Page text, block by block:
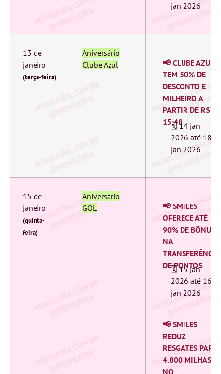
jan 2026
13 de
janeiro
(terça-feira)
Aniversário
Clube Azul
📢 CLUBE AZUL
TEM 50% DE
DESCONTO E
MILHEIRO A
PARTIR DE R$
15,48
🗓️ 14 jan
2026 ‎até 18
jan 2026
15 de
janeiro
(quinta-
feira)
Aniversário
GOL
📢 SMILES
OFERECE ATÉ
90% DE BÔNUS
NA
TRANSFERÊNCIA
DE PONTOS
🗓️ 15 jan
2026 ‎até 16
jan 2026
📢 SMILES
REDUZ
RESGATES PARA
4.800 MILHAS
NO